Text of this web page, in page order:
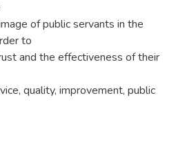
of public servants in the
to
and the effectiveness of their
quality, improvement, public